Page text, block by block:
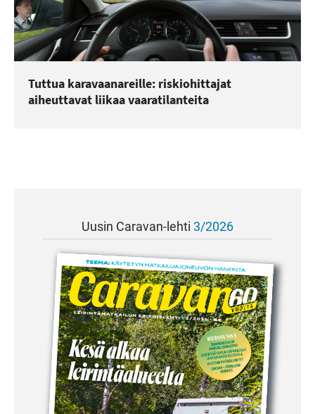
Tuttua karavaanareille: riskiohittajat
aiheuttavat liikaa vaaratilanteita
Uusin Caravan-lehti 3/2026